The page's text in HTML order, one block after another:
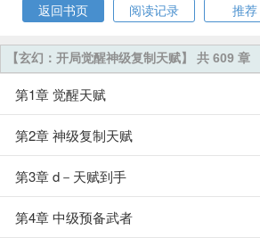
返回书页
阅读记录 推荐
【玄幻：开局觉醒神级复制天赋】 共 609 章
第1章 觉醒天赋
第2章 神级复制天赋
第3章 d－天赋到手
第4章 中级预备武者